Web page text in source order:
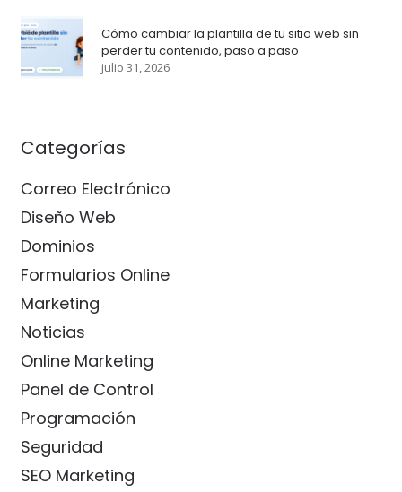
Cómo cambiar la plantilla de tu sitio web sin
perder tu contenido, paso a paso
julio 31, 2026
Categorías
Correo Electrónico
Diseño Web
Dominios
Formularios Online
Marketing
Noticias
Online Marketing
Panel de Control
Programación
Seguridad
SEO Marketing